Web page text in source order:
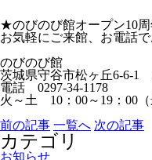
★のびのび館オープン10
お気軽にご来館、お電話
のびのび館
茨城県守谷市松ヶ丘6-6-1
電話 0297-34-1178
火～土 10：00～19：00（
前の記事 一覧へ 次の記事
カテゴリ
お知らせ